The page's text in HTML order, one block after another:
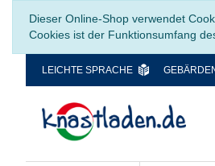
Dieser Online-Shop verwendet
Cookies ist der Funktionsumfang
LEICHTE SPRACHE